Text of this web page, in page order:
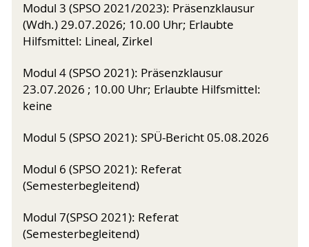
Modul 3 (SPSO 2021/2023): Präsenzklausur
(Wdh.) 29.07.2026; 10.00 Uhr; Erlaubte
Hilfsmittel: Lineal, Zirkel
Modul 4 (SPSO 2021): Präsenzklausur
23.07.2026 ; 10.00 Uhr; Erlaubte Hilfsmittel:
keine
Modul 5 (SPSO 2021): SPÜ-Bericht 05.08.2026
Modul 6 (SPSO 2021): Referat
(Semesterbegleitend)
Modul 7(SPSO 2021): Referat
(Semesterbegleitend)